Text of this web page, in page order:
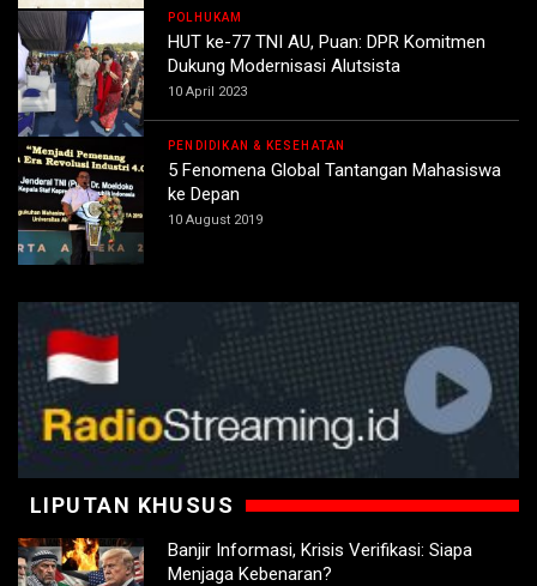
POLHUKAM
HUT ke-77 TNI AU, Puan: DPR Komitmen
Dukung Modernisasi Alutsista
10 April 2023
PENDIDIKAN & KESEHATAN
5 Fenomena Global Tantangan Mahasiswa
ke Depan
10 August 2019
LIPUTAN KHUSUS
Banjir Informasi, Krisis Verifikasi: Siapa
Menjaga Kebenaran?